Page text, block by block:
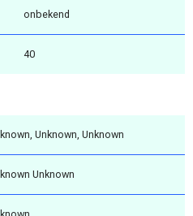
onbekend
40
Unknown, Unknown
Unknown